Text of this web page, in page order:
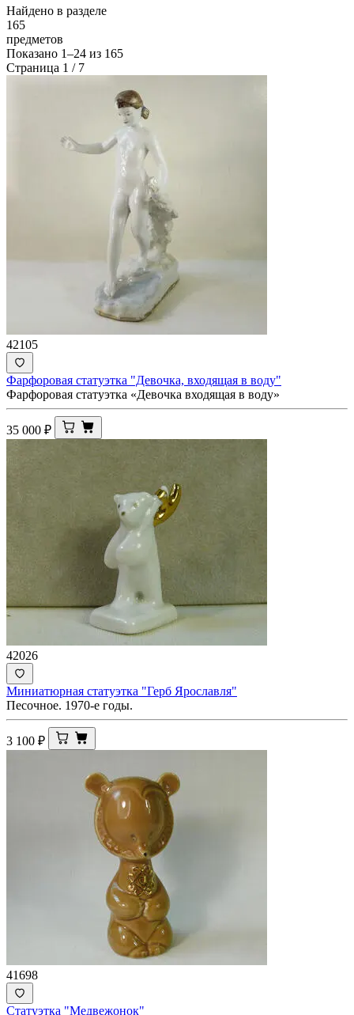
Найдено в разделе
165
предметов
Показано 1–24 из 165
Страница 1 / 7
42105
Фарфоровая статуэтка "Девочка, входящая в воду"
Фарфоровая статуэтка «Девочка входящая в воду»
35 000 ₽
42026
Миниатюрная статуэтка "Герб Ярославля"
Песочное. 1970-е годы.
3 100 ₽
41698
Статуэтка "Медвежонок"